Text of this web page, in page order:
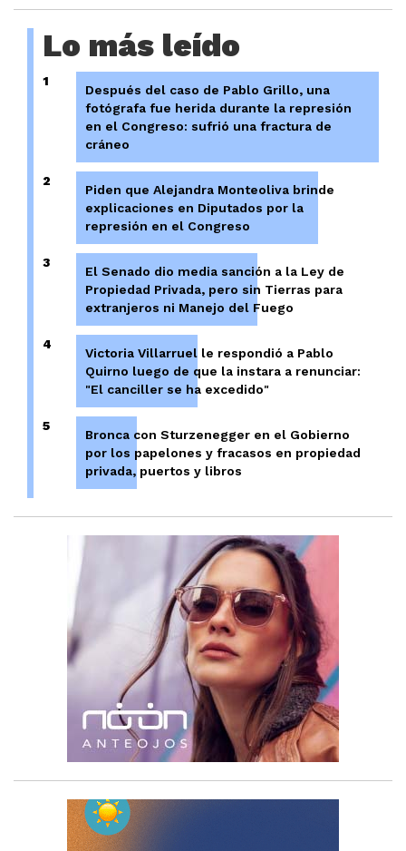
Lo más leído
1
Después del caso de Pablo Grillo, una
fotógrafa fue herida durante la represión
en el Congreso: sufrió una fractura de
cráneo
2
Piden que Alejandra Monteoliva brinde
explicaciones en Diputados por la
represión en el Congreso
3
El Senado dio media sanción a la Ley de
Propiedad Privada, pero sin Tierras para
extranjeros ni Manejo del Fuego
4
Victoria Villarruel le respondió a Pablo
Quirno luego de que la instara a renunciar:
"El canciller se ha excedido"
5
Bronca con Sturzenegger en el Gobierno
por los papelones y fracasos en propiedad
privada, puertos y libros